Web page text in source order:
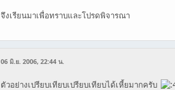
จึงเรียนมาเพื่อทราบและโปรดพิจารณา
06 มิ.ย. 2006, 22:44 น.
ตัวอย่างเปรียบเทียบเปรียบเทียบได้เหี้ยมากครับ